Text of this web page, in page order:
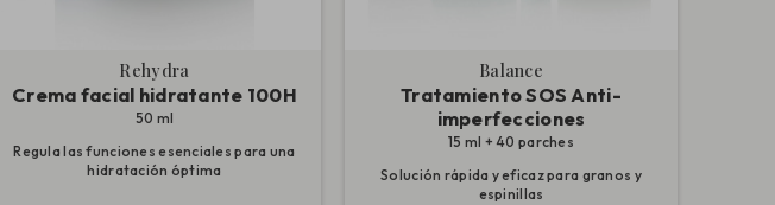
Rehydra
Crema facial hidratante 100H
50 ml
Regula las funciones esenciales para una
hidratación óptima
Balance
Tratamiento SOS Anti-
imperfecciones
15 ml + 40 parches
Solución rápida y eficaz para granos y
espinillas